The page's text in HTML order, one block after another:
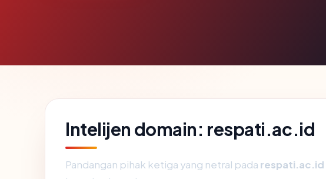
Intelijen domain: respati.ac.id
Pandangan pihak ketiga yang netral pada respati.ac.id